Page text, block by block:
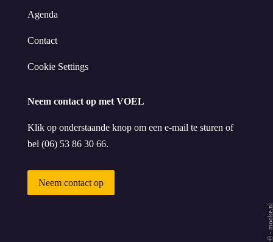
Agenda
Contact
Cookie Settings
Neem contact op met VOEL
Klik op onderstaande knop om een e-mail te sturen of
bel (06) 53 86 30 66.
Neem contact op
-
mooke.nl